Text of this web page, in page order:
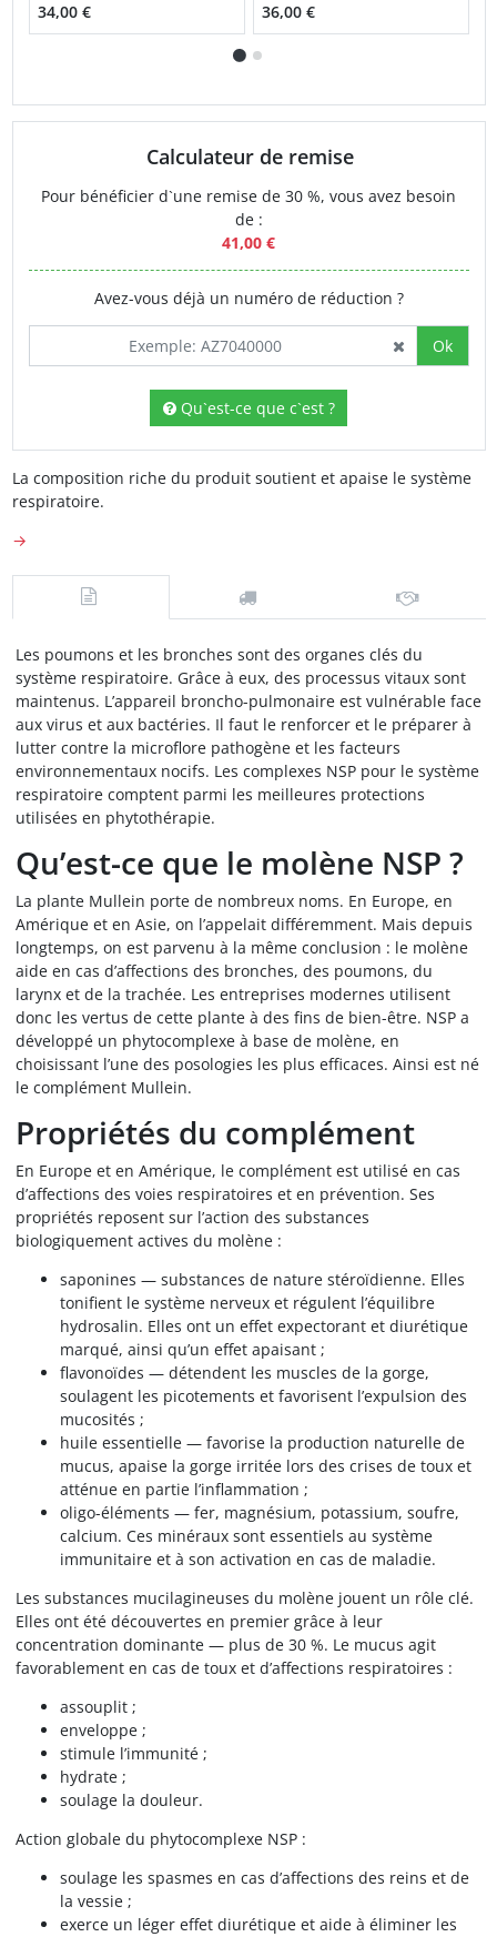
34,00 €
36,00 €
Calculateur de remise
Pour bénéficier d`une remise de 30 %, vous avez besoin
de :
41,00 €
Avez-vous déjà un numéro de réduction ?
Ok
Qu`est-ce que c`est ?
La composition riche du produit soutient et apaise le système
respiratoire.
→
Les poumons et les bronches sont des organes clés du
système respiratoire. Grâce à eux, des processus vitaux sont
maintenus. L’appareil broncho-pulmonaire est vulnérable face
aux virus et aux bactéries. Il faut le renforcer et le préparer à
lutter contre la microflore pathogène et les facteurs
environnementaux nocifs. Les complexes NSP pour le système
respiratoire comptent parmi les meilleures protections
utilisées en phytothérapie.
Qu’est-ce que le molène NSP ?
La plante Mullein porte de nombreux noms. En Europe, en
Amérique et en Asie, on l’appelait différemment. Mais depuis
longtemps, on est parvenu à la même conclusion : le molène
aide en cas d’affections des bronches, des poumons, du
larynx et de la trachée. Les entreprises modernes utilisent
donc les vertus de cette plante à des fins de bien-être. NSP a
développé un phytocomplexe à base de molène, en
choisissant l’une des posologies les plus efficaces. Ainsi est né
le complément Mullein.
Propriétés du complément
En Europe et en Amérique, le complément est utilisé en cas
d’affections des voies respiratoires et en prévention. Ses
propriétés reposent sur l’action des substances
biologiquement actives du molène :
saponines — substances de nature stéroïdienne. Elles
tonifient le système nerveux et régulent l’équilibre
hydrosalin. Elles ont un effet expectorant et diurétique
marqué, ainsi qu’un effet apaisant ;
flavonoïdes — détendent les muscles de la gorge,
soulagent les picotements et favorisent l’expulsion des
mucosités ;
huile essentielle — favorise la production naturelle de
mucus, apaise la gorge irritée lors des crises de toux et
atténue en partie l’inflammation ;
oligo-éléments — fer, magnésium, potassium, soufre,
calcium. Ces minéraux sont essentiels au système
immunitaire et à son activation en cas de maladie.
Les substances mucilagineuses du molène jouent un rôle clé.
Elles ont été découvertes en premier grâce à leur
concentration dominante — plus de 30 %. Le mucus agit
favorablement en cas de toux et d’affections respiratoires :
assouplit ;
enveloppe ;
stimule l’immunité ;
hydrate ;
soulage la douleur.
Action globale du phytocomplexe NSP :
soulage les spasmes en cas d’affections des reins et de
la vessie ;
exerce un léger effet diurétique et aide à éliminer les